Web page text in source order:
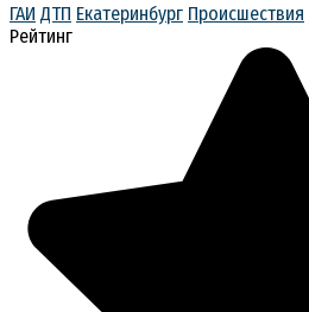
ГАИ ДТП Екатеринбург Происшествия
Рейтинг